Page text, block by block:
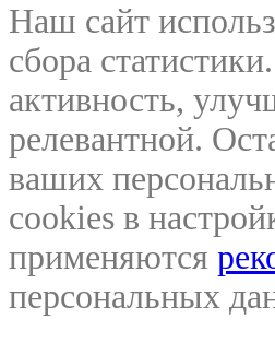
Наш сайт
сбора
активность,
релевантной.
ваших
cookies в
применяются
персональных